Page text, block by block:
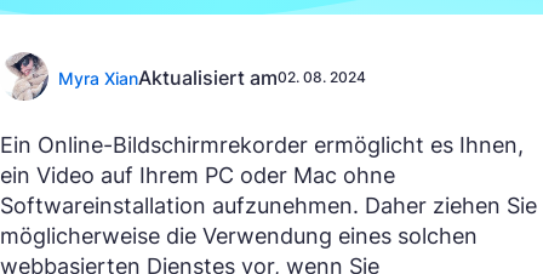
Myra XianAktualisiert am02. 08. 2024
Ein Online-Bildschirmrekorder ermöglicht es Ihnen,
ein Video auf Ihrem PC oder Mac ohne
Softwareinstallation aufzunehmen. Daher ziehen Sie
möglicherweise die Verwendung eines solchen
webbasierten Dienstes vor, wenn Sie